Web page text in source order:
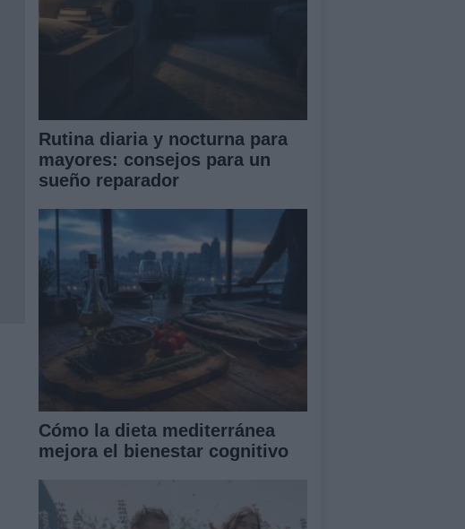
Rutina diaria y nocturna para
mayores: consejos para un
sueño reparador
Cómo la dieta mediterránea
mejora el bienestar cognitivo